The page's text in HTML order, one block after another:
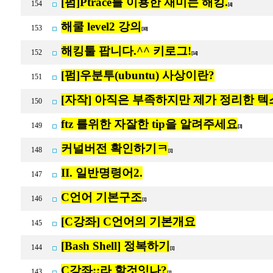
154 [4]
153 해쿨 level2 강의 [10]
152 해킹툴 팝니다.^^ 키로그! [14]
151 [펌]우분투(ubuntu) 사상이란?
150 [자작] 아직은 부족하지만 제가 정리한 텍
149 ftz 를위한 자잘한 tip을 알려주세요 [3]
148 커널버전 확인하기ㅋ [1]
147 II. 일반명령어2.
146 C언어 기본구조[1]
145 [C강좌] C언어의 기본개요
144 [Bash Shell] 정복하기 [1]
C강좌;;라 할것잇나?